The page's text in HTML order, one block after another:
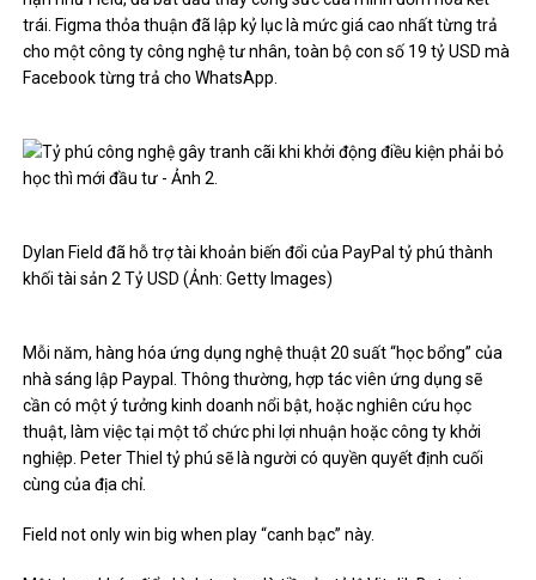
trái. Figma thỏa thuận đã lập kỷ lục là mức giá cao nhất từng trả
cho một công ty công nghệ tư nhân, toàn bộ con số 19 tỷ USD mà
Facebook từng trả cho WhatsApp.
Dylan Field đã hỗ trợ tài khoản biến đổi của PayPal tỷ phú thành
khối tài sản 2 Tỷ USD (Ảnh: Getty Images)
Mỗi năm, hàng hóa ứng dụng nghệ thuật 20 suất “học bổng” của
nhà sáng lập Paypal. Thông thường, hợp tác viên ứng dụng sẽ
cần có một ý tưởng kinh doanh nổi bật, hoặc nghiên cứu học
thuật, làm việc tại một tổ chức phi lợi nhuận hoặc công ty khởi
nghiệp. Peter Thiel tỷ phú sẽ là người có quyền quyết định cuối
cùng của địa chỉ.
Field not only win big when play “canh bạc” này.